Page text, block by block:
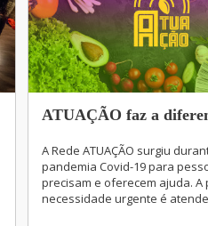
ATUAÇÃO faz a
A Rede ATUAÇÃO surgiu
pandemia Covid-19 para
precisam e oferecem ajuda. A
necessidade urgente é